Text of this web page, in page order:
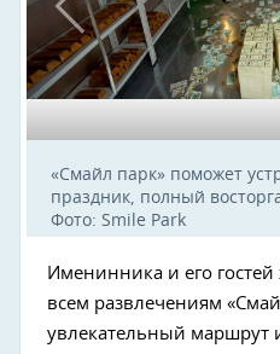
«Смайл парк» поможет
праздник, полный
Фото: Smile Park
Именинника и его
всем развлечениям
увлекательный маршрут